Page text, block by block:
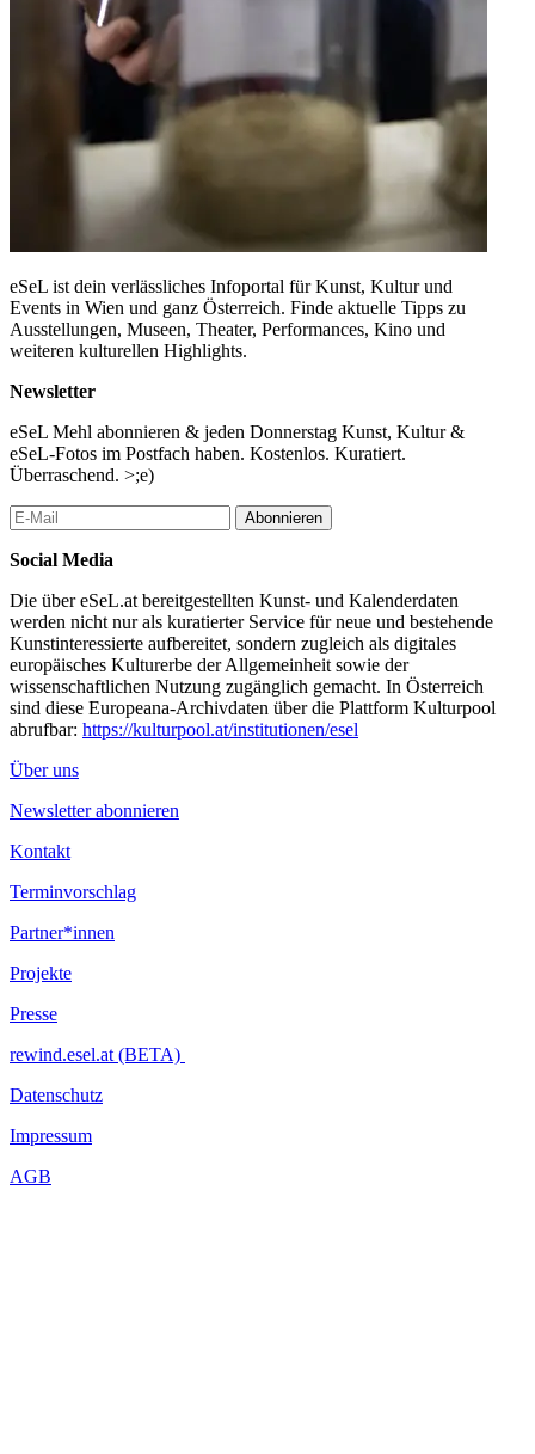
eSeL ist dein verlässliches Infoportal für Kunst, Kultur und
Events in Wien und ganz Österreich. Finde aktuelle Tipps zu
Ausstellungen, Museen, Theater, Performances, Kino und
weiteren kulturellen Highlights.
Newsletter
eSeL Mehl abonnieren & jeden Donnerstag Kunst, Kultur &
eSeL-Fotos im Postfach haben. Kostenlos. Kuratiert.
Überraschend. >;e)
Abonnieren
Social Media
Die über eSeL.at bereitgestellten Kunst- und Kalenderdaten
werden nicht nur als kuratierter Service für neue und bestehende
Kunstinteressierte aufbereitet, sondern zugleich als digitales
europäisches Kulturerbe der Allgemeinheit sowie der
wissenschaftlichen Nutzung zugänglich gemacht. In Österreich
sind diese Europeana-Archivdaten über die Plattform Kulturpool
abrufbar: https://kulturpool.at/institutionen/esel
Über uns
Newsletter abonnieren
Kontakt
Terminvorschlag
Partner*innen
Projekte
Presse
rewind.esel.at (BETA)
Datenschutz
Impressum
AGB